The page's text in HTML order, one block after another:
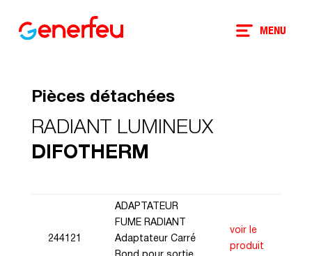
MENU
Pièces détachées
RADIANT LUMINEUX
DIFOTHERM
244121
ADAPTATEUR
FUME RADIANT
Adaptateur Carré
voir le
produit